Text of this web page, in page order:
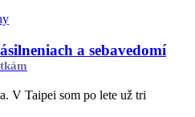
a sebavedomí
V Taipei som po lete už tri